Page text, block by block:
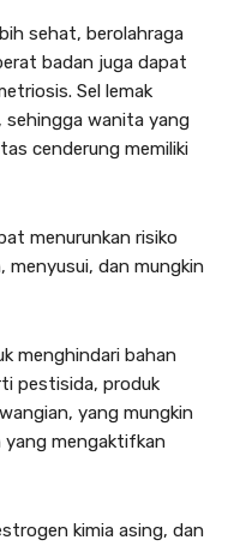
sehat, berolahraga
badan juga dapat
Sel lemak
sehingga wanita yang
cenderung memiliki
menurunkan risiko
menyusui, dan mungkin
menghindari bahan
pestisida, produk
yang mungkin
yang mengaktifkan
kimia asing, dan